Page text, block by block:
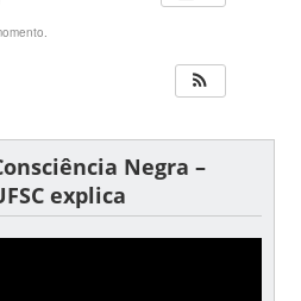
Negra –
explica